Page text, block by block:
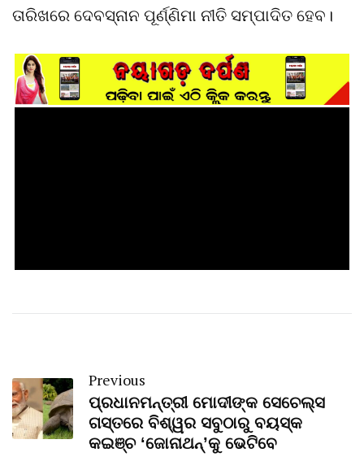
ତାରିଖରେ ଦେବସ୍ନାନ ପୂର୍ଣ୍ଣିମା ନୀତି ସମ୍ପାଦିତ ହେବ।
Previous
ପ୍ରଧାନମନ୍ତ୍ରୀ ମୋଦୀଙ୍କ ସେଚେଲ୍ସ
ଗସ୍ତରେ ବିଶ୍ୱର ସବୁଠାରୁ ବୟସ୍କ
କଇଞ୍ଚ ‘ଜୋନାଥନ୍’କୁ ଭେଟିବେ